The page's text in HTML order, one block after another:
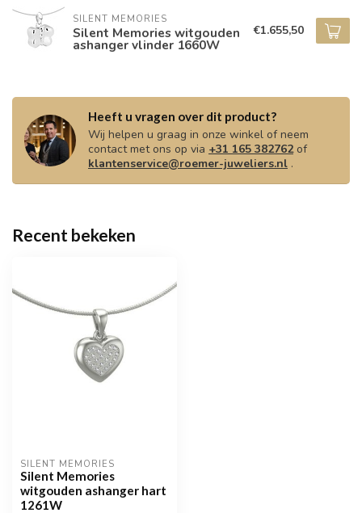
SILENT MEMORIES
Silent Memories witgouden
ashanger vlinder 1660W
€1.655,50
Heeft u vragen over dit product?
Wij helpen u graag in onze winkel of neem
contact met ons op via +31 165 382762of
klantenservice@roemer-juweliers.nl .
Recent bekeken
SILENT MEMORIES
Silent Memories
witgouden ashanger hart
1261W